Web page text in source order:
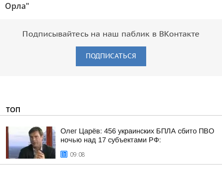
Орла"
Подписывайтесь на наш паблик в ВКонтакте
ПОДПИСАТЬСЯ
ТОП
Олег Царёв: 456 украинских БПЛА сбито ПВО
ночью над 17 субъектами РФ:
09:08